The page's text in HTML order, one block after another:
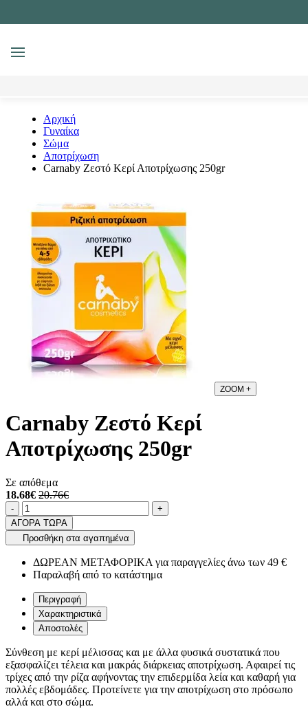
MENU
Αρχική
Γυναίκα
Σώμα
Αποτρίχωση
Carnaby Ζεστό Κερί Αποτρίχωσης 250gr
ZOOM +
Carnaby Ζεστό Κερί
Αποτρίχωσης 250gr
Σε απόθεμα
18.68€ 20.76€
Ποσότητα
-product.increase.quantity +
ΑΓΟΡΑ ΤΩΡΑ
Προσθήκη στα αγαπημένα
ΔΩΡΕΑΝ ΜΕΤΑΦΟΡΙΚΑ για παραγγελίες άνω των 49 €
Παραλαβή από το κατάστημα
Περιγραφή
Χαρακτηριστικά
Αποστολές
Σύνθεση με κερί μέλισσας και με άλλα φυσικά συστατικά που
εξασφαλίζει τέλεια και μακράς διάρκειας αποτρίχωση. Αφαιρεί τις
τρίχες από την ρίζα αφήνοντας την επιδερμίδα λεία και καθαρή για
πολλές εβδομάδες. Προτείνετε για την αποτρίχωση στο πρόσωπο
αλλά και στο σώμα.